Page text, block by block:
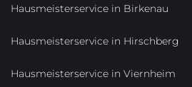
Hausmeisterservice in Birkenau
Hausmeisterservice in Hirschberg
Hausmeisterservice in Viernheim